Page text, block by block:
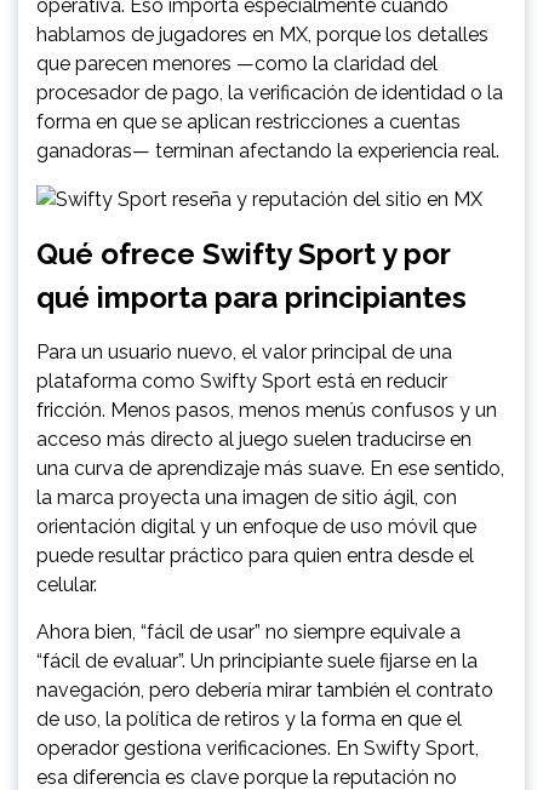
operativa. Eso importa especialmente cuando
hablamos de jugadores en MX, porque los detalles
que parecen menores —como la claridad del
procesador de pago, la verificación de identidad o la
forma en que se aplican restricciones a cuentas
ganadoras— terminan afectando la experiencia real.
Qué ofrece Swifty Sport y por
qué importa para principiantes
Para un usuario nuevo, el valor principal de una
plataforma como Swifty Sport está en reducir
fricción. Menos pasos, menos menús confusos y un
acceso más directo al juego suelen traducirse en
una curva de aprendizaje más suave. En ese sentido,
la marca proyecta una imagen de sitio ágil, con
orientación digital y un enfoque de uso móvil que
puede resultar práctico para quien entra desde el
celular.
Ahora bien, “fácil de usar” no siempre equivale a
“fácil de evaluar”. Un principiante suele fijarse en la
navegación, pero debería mirar también el contrato
de uso, la política de retiros y la forma en que el
operador gestiona verificaciones. En Swifty Sport,
esa diferencia es clave porque la reputación no